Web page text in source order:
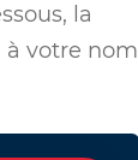
la
à votre nom